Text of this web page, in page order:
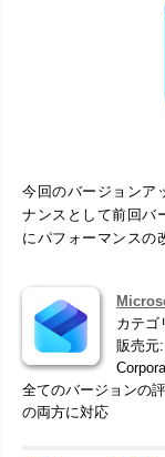
今回のバージョンア
ナンスとして前回バ
にパフォーマンスの
カテゴ
販売元
全てのバージョンの
の両方に対応